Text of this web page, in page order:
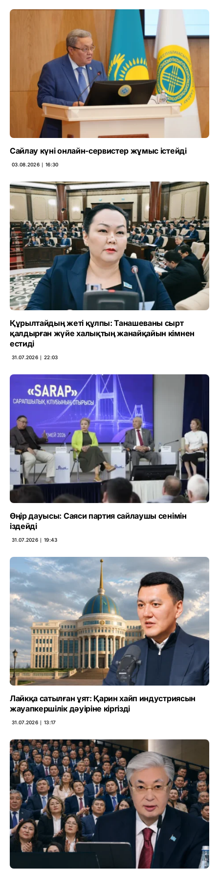
Сайлау күні онлайн-сервистер жұмыс істейді
03.08.2026 ∣ 16:30
Құрылтайдың жеті құлпы: Танашеваны сырт
қалдырған жүйе халықтың жанайқайын кімнен
естиді
31.07.2026 ∣ 22:03
Өңір дауысы: Саяси партия сайлаушы сенімін
іздейді
31.07.2026 ∣ 19:43
Лайкқа сатылған ұят: Қарин хайп индустриясын
жауапкершілік дәуіріне кіргізді
31.07.2026 ∣ 13:17